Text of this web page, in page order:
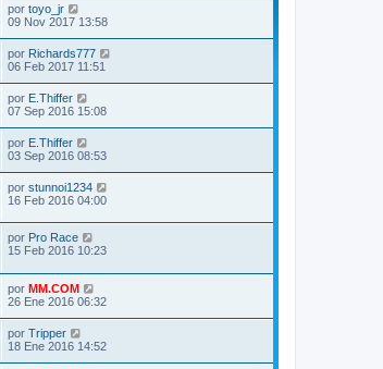
por toyo_jr
09 Nov 2017 13:58
por Richards777
06 Feb 2017 11:51
por E.Thiffer
07 Sep 2016 15:08
por E.Thiffer
03 Sep 2016 08:53
por stunnoi1234
16 Feb 2016 04:00
por Pro Race
15 Feb 2016 10:23
por MM.COM
26 Ene 2016 06:32
por Tripper
18 Ene 2016 14:52